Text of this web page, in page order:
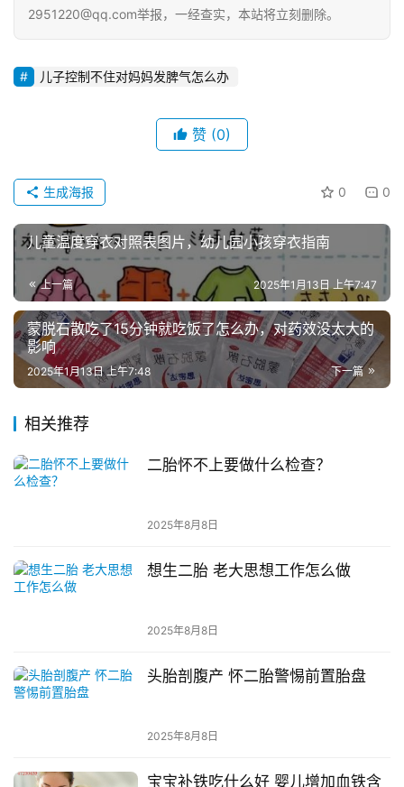
2951220@qq.com举报，一经查实，本站将立刻删除。
儿子控制不住对妈妈发脾气怎么办
赞 (0)
0 0
生成海报
儿童温度穿衣对照表图片，幼儿园小孩穿衣指南
上一篇 2025年1月13日 上午7:47
蒙脱石散吃了15分钟就吃饭了怎么办，对药效没太大的
影响
下一篇
2025年1月13日 上午7:48
相关推荐
二胎怀不上要做什么检查？
2025年8月8日
想生二胎 老大思想工作怎么做
2025年8月8日
头胎剖腹产 怀二胎警惕前置胎盘
2025年8月8日
宝宝补铁吃什么好 婴儿增加血铁含